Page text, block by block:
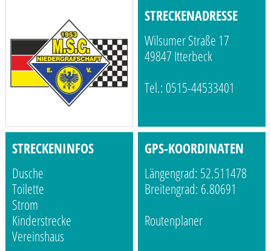
STRECKENADRESSE
Wilsumer Straße 17
49847 Itterbeck
Tel.: 0515-44533401
STRECKENINFOS
Dusche
Toilette
Strom
Kinderstrecke
Vereinshaus
GPS-KOORDINATEN
Längengrad: 52.511478
Breitengrad: 6.80691
Routenplaner